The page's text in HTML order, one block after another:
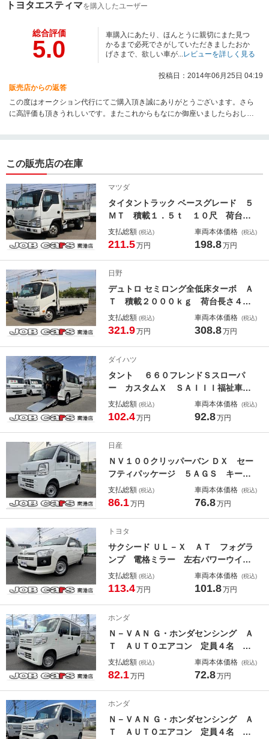
トヨタエスティマを購入したユーザー
総合評価
5.0
車購入にあたり、ほんとうに親切にまた見つ
かるまで必死でさがしていただきましたおか
げさまで、欲しい車が...レビューを詳しく見る
投稿日：2014年06月25日 04:19
販売店からの返答
この度はオークション代行にてご購入頂き誠にありがとうございます。さら
に高評価も頂きうれしいです。またこれからもなにか御座いましたらおしゃ
この販売店の在庫
マツダ
タイタントラック ベースグレード ５
ＭＴ 積載１．５ｔ １０尺 荷台長
さ３１０ｃｍ 幅１６０ｃｍ アオリ
高さ４０ｃｍ 床下地上高８３ｃｍ
ー キーレス ＥＴＣ
支払総額 (税込)
211.5万円
車両本体価格 (税込)
198.8万円
日野
デュトロ セミロング全低床ターボ Ａ
Ｔ 積載２０００ｋｇ 荷台長さ４３
５ｃｍ 幅１８０ｃｍアオリ高さ４０
ｃｍ 床下地上高８８ｃｍ 電格ミラ
Ｂｌｕｅｔｏｏｔｈオーディオ
支払総額 (税込)
321.9万円
車両本体価格 (税込)
308.8万円
ダイハツ
タント ６６０フレンドＳスローパ
ー カスタムＸ ＳＡＩＩＩ福祉車
輌 車いす一基 電動ウインチ ナ
ビ フルセグテレビ 衝突軽減ブレー
スタート
支払総額 (税込)
102.4万円
車両本体価格 (税込)
92.8万円
日産
ＮＶ１００クリッパーバン ＤＸ セー
フティパッケージ ５ＡＧＳ キーレ
ス パワーウインドウ オーバーヘッ
ドシェルフ ＦＭラジオ 衝突軽減ブ
エブリイＯＥＭ 軽バン 軽箱 事業
用登録ＯＫ
支払総額 (税込)
86.1万円
車両本体価格 (税込)
76.8万円
トヨタ
サクシード ＵＬ－Ｘ ＡＴ フォグラ
ンプ 電格ミラー 左右パワーウイン
ドウ キーレス 衝突軽減ブレーキ
ＣＤ再生 ＡＵＴＯハイビーム 車線
クス
支払総額 (税込)
113.4万円
車両本体価格 (税込)
101.8万円
ホンダ
Ｎ－ＶＡＮ Ｇ・ホンダセンシング Ａ
Ｔ ＡＵＴＯエアコン 定員４名 キ
ーレス パワーウインドウ ラジオ
衝突軽減ブレーキ 車線逸脱警報 プ
支払総額 (税込)
82.1万円
車両本体価格 (税込)
72.8万円
ホンダ
Ｎ－ＶＡＮ Ｇ・ホンダセンシング Ａ
Ｔ ＡＵＴＯエアコン 定員４名 キ